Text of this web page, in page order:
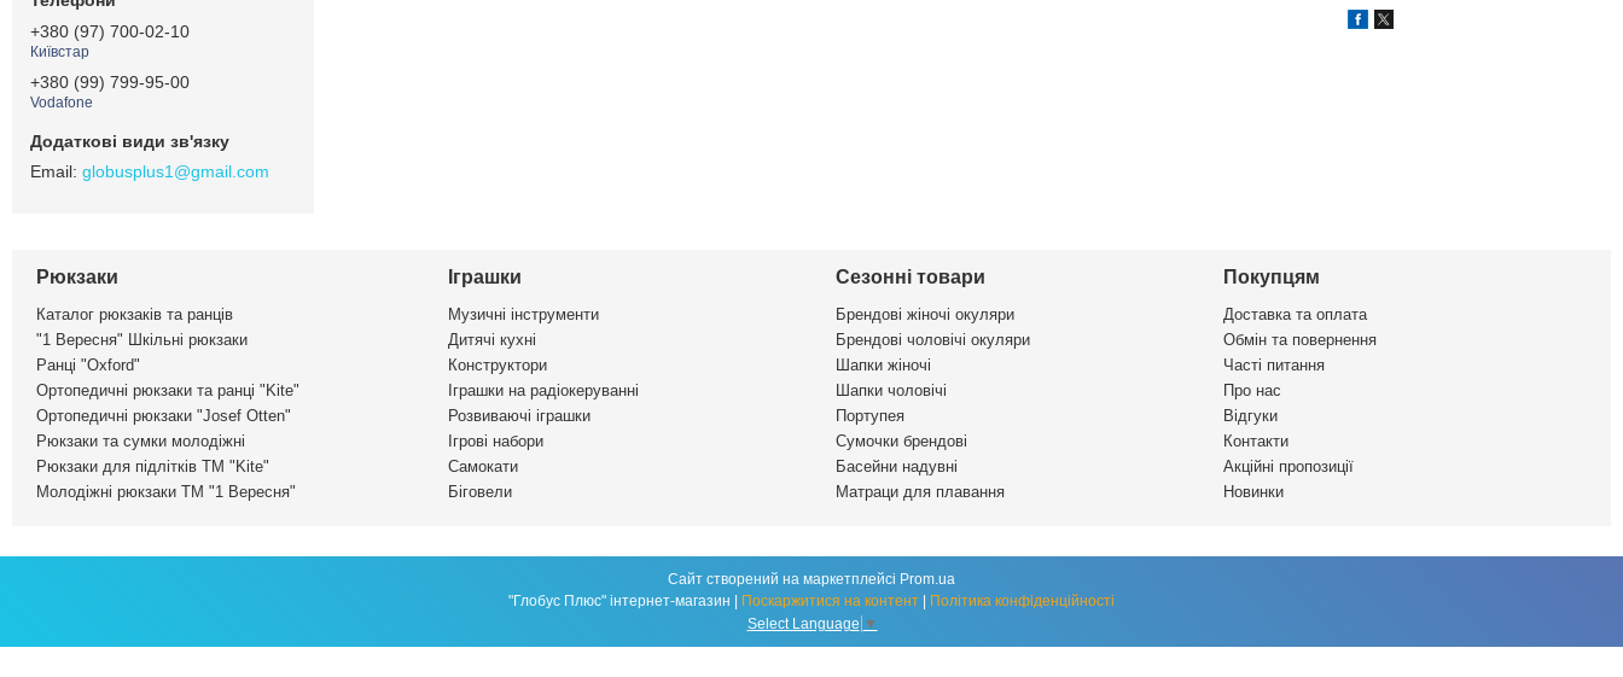
+380 (97) 700-02-10
Київстар
+380 (99) 799-95-00
Vodafone
globusplus1@gmail.com
Рюкзаки
Каталог рюкзаків та ранців
"1 Вересня" Шкільні рюкзаки
Ранці "Oxford"
Ортопедичні рюкзаки та ранці "Kite"
Ортопедичні рюкзаки "Josef Otten"
Рюкзаки та сумки молодіжні
Рюкзаки для підлітків ТМ "Kite"
Молодіжні рюкзаки ТМ "1 Вересня"
Іграшки
Музичні інструменти
Дитячі кухні
Конструктори
Іграшки на радіокеруванні
Розвиваючі іграшки
Ігрові набори
Самокати
Біговели
Сезонні товари
Брендові жіночі окуляри
Брендові чоловічі окуляри
Шапки жіночі
Шапки чоловічі
Портупея
Сумочки брендові
Басейни надувні
Матраци для плавання
Покупцям
Доставка та оплата
Обмін та повернення
Часті питання
Про нас
Відгуки
Контакти
Акційні пропозиції
Новинки
Сайт створений на маркетплейсі Prom.ua
Поскаржитися на контент
Політика конфіденційності
Select Language ▼